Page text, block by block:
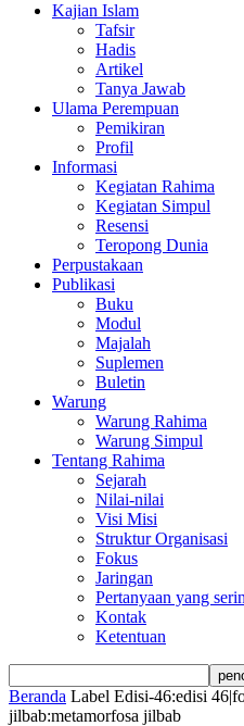
Kajian Islam
Tafsir
Hadis
Artikel
Tanya Jawab
Ulama Perempuan
Pemikiran
Profil
Informasi
Kegiatan Rahima
Kegiatan Simpul
Resensi
Teropong Dunia
Perpustakaan
Publikasi
Buku
Modul
Majalah
Suplemen
Buletin
Warung
Warung Rahima
Warung Simpul
Tentang Rahima
Sejarah
Nilai-nilai
Visi Misi
Struktur Organisasi
Fokus
Jaringan
Pertanyaan yang
Kontak
Ketentuan
Beranda Label Edisi-46:edisi
jilbab:metamorfosa jilbab